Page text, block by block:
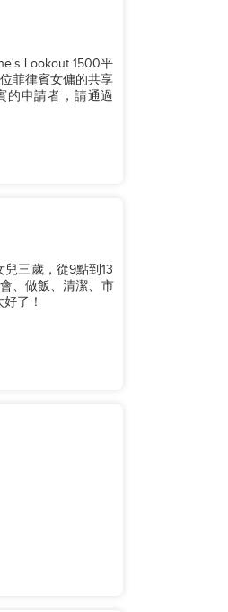
Lookout 1500平
菲律賓女傭的共享
的申請者，請通過
三歲，從9點到13
、做飯、清潔、市
太好了！